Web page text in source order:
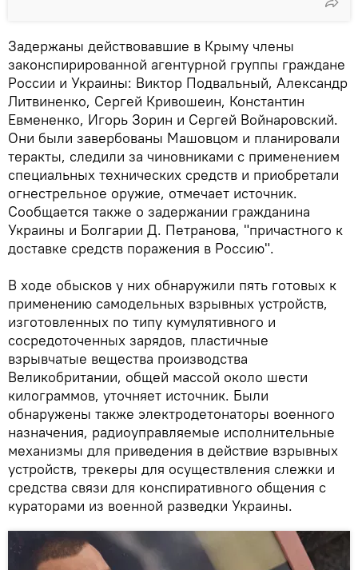
Задержаны действовавшие в Крыму члены
законспирированной агентурной группы граждане
России и Украины: Виктор Подвальный, Александр
Литвиненко, Сергей Кривошеин, Константин
Евмененко, Игорь Зорин и Сергей Войнаровский.
Они были завербованы Машовцом и планировали
теракты, следили за чиновниками с применением
специальных технических средств и приобретали
огнестрельное оружие, отмечает источник.
Сообщается также о задержании гражданина
Украины и Болгарии Д. Петранова, "причастного к
доставке средств поражения в Россию".
В ходе обысков у них обнаружили пять готовых к
применению самодельных взрывных устройств,
изготовленных по типу кумулятивного и
сосредоточенных зарядов, пластичные
взрывчатые вещества производства
Великобритании, общей массой около шести
килограммов, уточняет источник. Были
обнаружены также электродетонаторы военного
назначения, радиоуправляемые исполнительные
механизмы для приведения в действие взрывных
устройств, трекеры для осуществления слежки и
средства связи для конспиративного общения с
кураторами из военной разведки Украины.